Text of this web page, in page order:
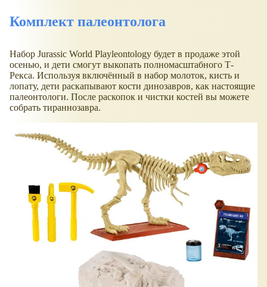
Комплект палеонтолога
Набор Jurassic World Playleontology будет в продаже этой
осенью, и дети смогут выкопать полномасштабного Т-
Рекса. Используя включённый в набор молоток, кисть и
лопату, дети раскапывают кости динозавров, как настоящие
палеонтологи. После раскопок и чистки костей вы можете
собрать тираннозавра.